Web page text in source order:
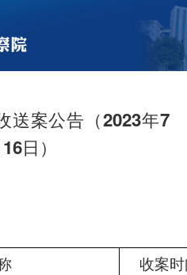
送案公告（2023年7
日）
收案